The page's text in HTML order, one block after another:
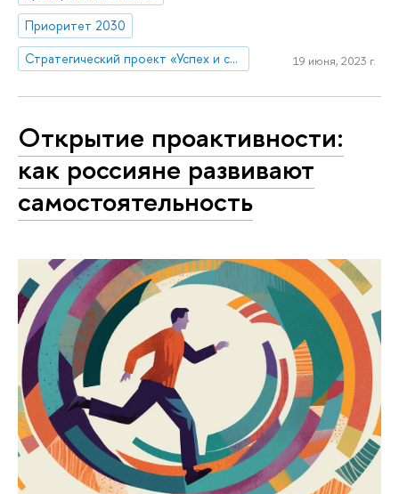
Приоритет 2030
Стратегический проект «Успех и самостоятельность человека в меняющемся мире»
19 июня, 2023 г.
Открытие проактивности:
как россияне развивают
самостоятельность